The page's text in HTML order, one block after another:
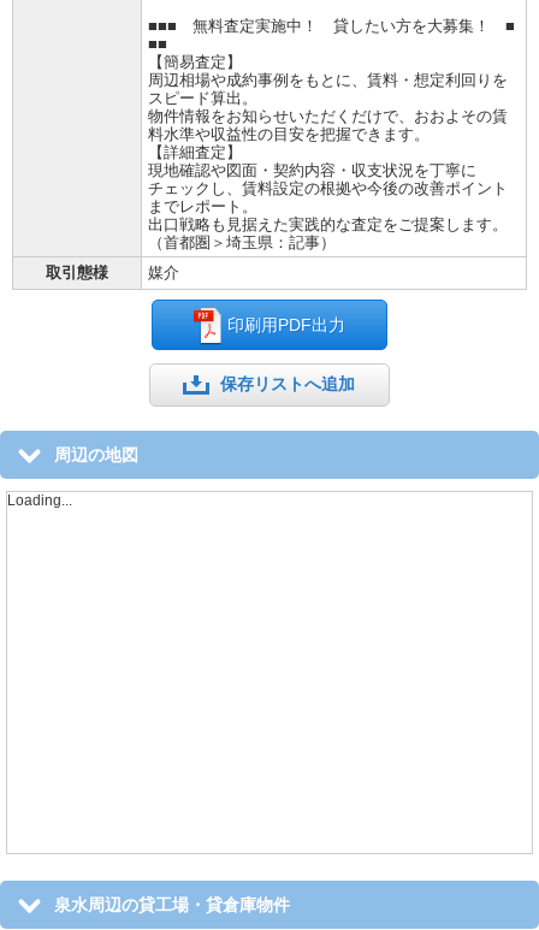
■■■ 無料査定実施中！ 貸したい方を大募集！ ■
■■
【簡易査定】
周辺相場や成約事例をもとに、賃料・想定利回りを
スピード算出。
物件情報をお知らせいただくだけで、おおよその賃
料水準や収益性の目安を把握できます。
【詳細査定】
現地確認や図面・契約内容・収支状況を丁寧に
チェックし、賃料設定の根拠や今後の改善ポイント
までレポート。
出口戦略も見据えた実践的な査定をご提案します。
（首都圏＞埼玉県：記事）
取引態様
媒介
印刷用PDF出力
保存リストへ追加
周辺の地図
Loading...
泉水周辺の貸工場・貸倉庫物件